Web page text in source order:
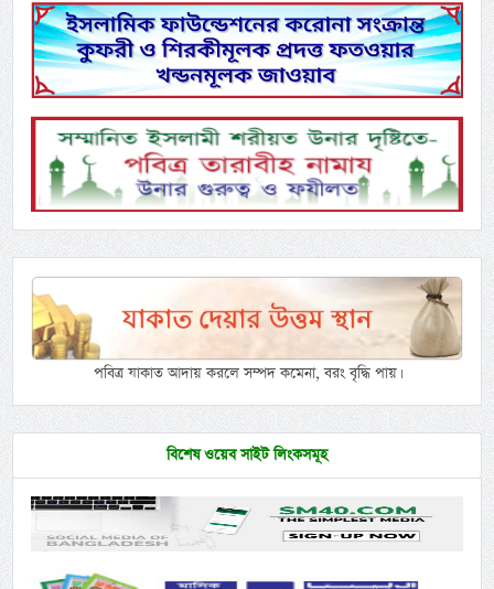
পবিত্র যাকাত আদায় করলে সম্পদ কমেনা, বরং বৃদ্ধি পায়।
বিশেষ ওয়েব সাইট লিংকসমূহ